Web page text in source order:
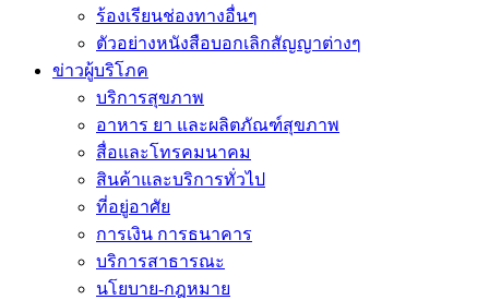
ร้องเรียนช่องทางอื่นๆ
ตัวอย่างหนังสือบอกเลิกสัญญาต่างๆ
ข่าวผู้บริโภค
บริการสุขภาพ
อาหาร ยา และผลิตภัณฑ์สุขภาพ
สื่อและโทรคมนาคม
สินค้าและบริการทั่วไป
ที่อยู่อาศัย
การเงิน การธนาคาร
บริการสาธารณะ
นโยบาย-กฎหมาย